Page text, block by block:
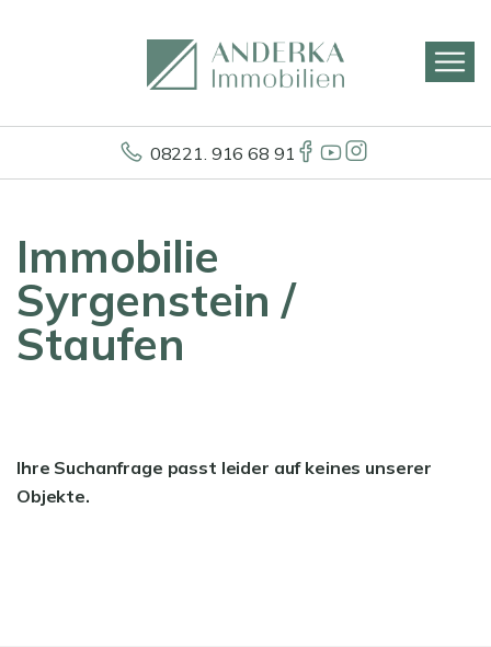
08221. 916 68 91
Immobilie
Syrgenstein /
Staufen
Ihre Suchanfrage passt leider auf keines unserer
Objekte.